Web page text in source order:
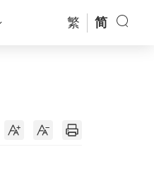
繁 简